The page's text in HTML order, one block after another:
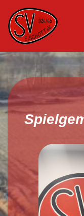
Zum
Inhalt
springen